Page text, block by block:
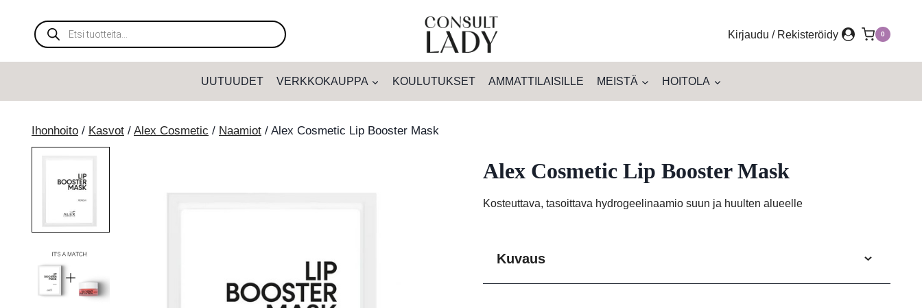
sisältöönProducts
search
Kirjaudu / Rekisteröidy 0
UUTUUDET VERKKOKAUPPA KOULUTUKSET AMMATTILAISILLE MEISTÄ HOITOLA
Ihonhoito / Kasvot / Alex Cosmetic / Naamiot / Alex Cosmetic Lip Booster Mask
Alex Cosmetic Lip Booster Mask
Kosteuttava, tasoittava hydrogeelinaamio suun ja huulten alueelle
Kuvaus